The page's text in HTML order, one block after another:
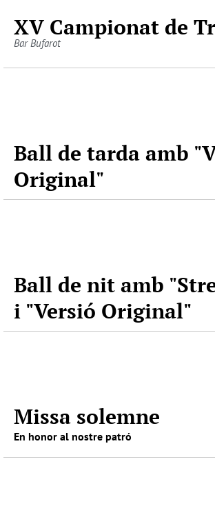
XV Campionat de
Bar Bufarot
Ball de tarda amb
Original"
Ball de nit amb
i "Versió Original"
Missa solemne
En honor al nostre patró